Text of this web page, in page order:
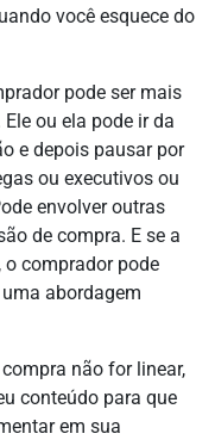
você esquece do
pode ser mais
ou ela pode ir da
e depois pausar por
ou executivos ou
envolver outras
de compra. E se a
comprador pode
abordagem
não for linear,
conteúdo para que
em sua